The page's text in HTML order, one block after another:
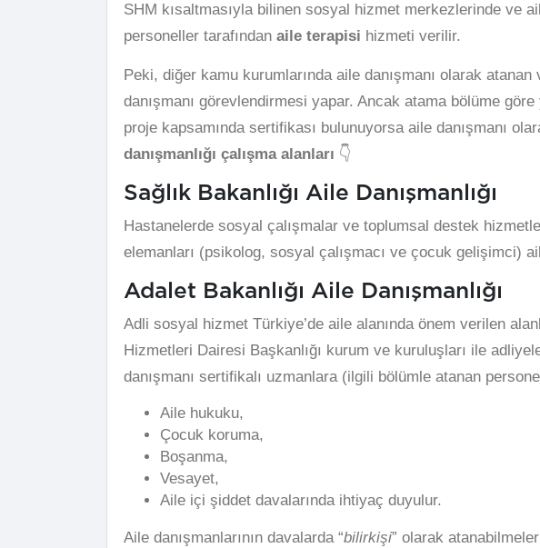
SHM kısaltmasıyla bilinen sosyal hizmet merkezlerinde ve
personeller tarafından aile terapisi hizmeti verilir.
Peki, diğer kamu kurumlarında aile danışmanı olarak
danışmanı görevlendirmesi yapar. Ancak atama bölüme
proje kapsamında sertifikası bulunuyorsa aile danışmanı
danışmanlığı çalışma alanları 👇
Sağlık Bakanlığı Aile Danışmanlığı
Hastanelerde sosyal çalışmalar ve toplumsal destek
elemanları (psikolog, sosyal çalışmacı ve çocuk gelişimci)
Adalet Bakanlığı Aile Danışmanlığı
Adli sosyal hizmet Türkiye’de aile alanında önem verilen
Hizmetleri Dairesi Başkanlığı kurum ve kuruluşları ile
danışmanı sertifikalı uzmanlara (ilgili bölümle atanan
Aile hukuku,
Çocuk koruma,
Boşanma,
Vesayet,
Aile içi şiddet davalarında ihtiyaç duyulur.
Aile danışmanlarının davalarda “bilirkişi” olarak